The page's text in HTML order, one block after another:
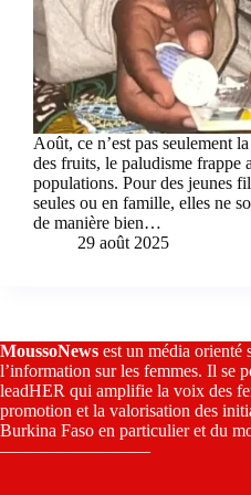
Août, ce n’est pas seulement
des fruits, le paludisme frappe
populations. Pour des jeunes
seules ou en famille, elles ne
de manière bien…
29 août 2025
MoussoNews est un média orienté
l’information sur les femmes. Il se
leadHER qui amplifie la voix des
promotion et la valorisation des
Burkina Faso en particulier et du
————————–